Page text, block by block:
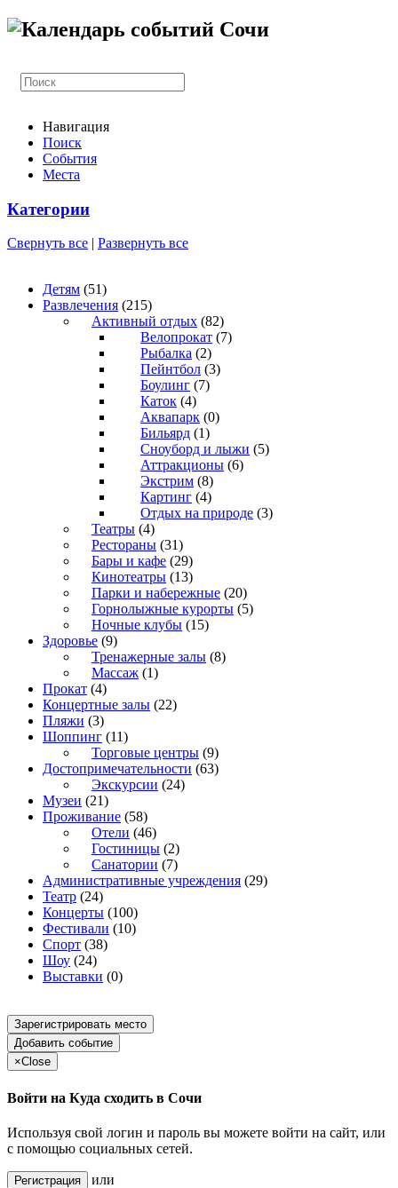
Навигация
Поиск
События
Места
Категории
Свернуть все | Развернуть все
Детям (51)
Развлечения (215)
Активный отдых (82)
Велопрокат (7)
Рыбалка (2)
Пейнтбол (3)
Боулинг (7)
Каток (4)
Аквапарк (0)
Бильярд (1)
Сноуборд и лыжи (5)
Аттракционы (6)
Экстрим (8)
Картинг (4)
Отдых на природе (3)
Театры (4)
Рестораны (31)
Бары и кафе (29)
Кинотеатры (13)
Парки и набережные (20)
Горнолыжные курорты (5)
Ночные клубы (15)
Здоровье (9)
Тренажерные залы (8)
Массаж (1)
Прокат (4)
Концертные залы (22)
Пляжи (3)
Шоппинг (11)
Торговые центры (9)
Достопримечательности (63)
Экскурсии (24)
Музеи (21)
Проживание (58)
Отели (46)
Гостиницы (2)
Санатории (7)
Административные учреждения (29)
Театр (24)
Концерты (100)
Фестивали (10)
Спорт (38)
Шоу (24)
Выставки (0)
Зарегистрировать место
Добавить событие
×Close
Войти на Куда сходить в Сочи
Используя свой логин и пароль вы можете войти на сайт, или
с помощью социальных сетей.
Регистрация или